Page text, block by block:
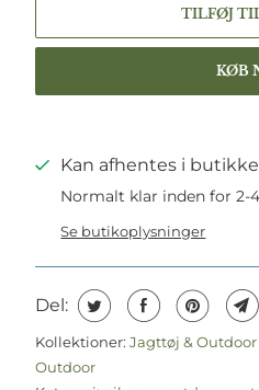
TILFØJ
KØB
Kan afhentes i
Normalt klar inden for 2-
Se butikoplysninger
Del:
Kollektioner: Jagttøj &
Outdoor